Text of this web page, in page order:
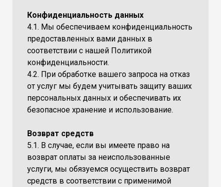
Конфиденциальность данных
4.1. Мы обеспечиваем конфиденциальность
предоставленных вами данных в
соответствии с нашей Политикой
конфиденциальности.
4.2. При обработке вашего запроса на отказ
от услуг мы будем учитывать защиту ваших
персональных данных и обеспечивать их
безопасное хранение и использование.
Возврат средств
5.1. В случае, если вы имеете право на
возврат оплаты за неиспользованные
услуги, мы обязуемся осуществить возврат
средств в соответствии с применимой